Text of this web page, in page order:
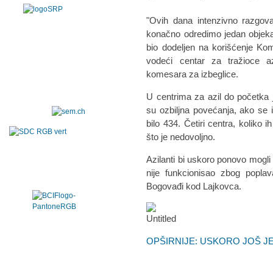
"Ovih dana intenzivno
konačno odredimo jedan
bio dodeljen na korišćenje
vodeći centar za tražioce
komesara za izbeglice.
U centrima za azil do
su ozbiljna povećanja, ako se
bilo 434. Četiri centra, koliko
što je nedovoljno.
Azilanti bi uskoro ponovo
nije funkcionisao zbog
Bogovađi kod Lajkovca.
OPŠIRNIJE: USKORO JOŠ